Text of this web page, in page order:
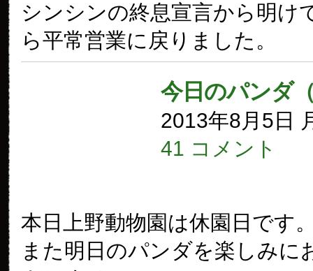
シンシンの終息宣言から明け
ら平常営業に戻りました。
今日のパンダ
2013年8月5日
41 コメント
本日上野動物園は休園日です
また明日のパンダを楽しみに